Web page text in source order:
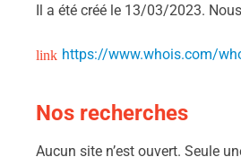
Il a été créé le 13/03/2023.
https://www.whois.com/
Nos recherches
Aucun site n’est ouvert. Seule